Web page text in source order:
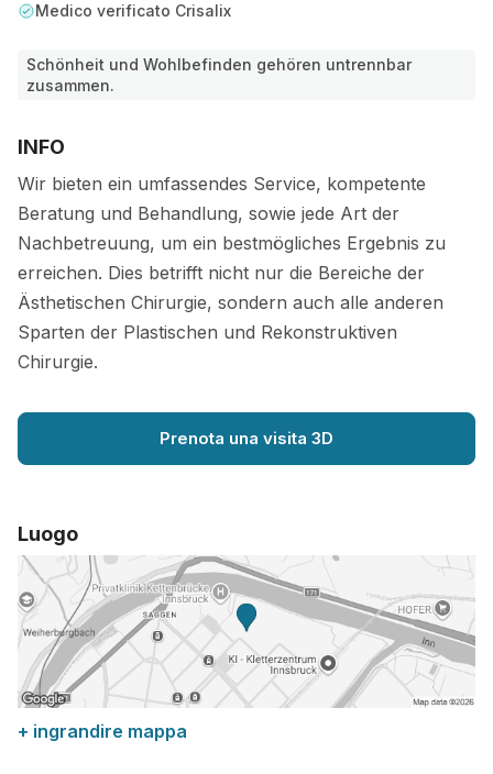
Medico verificato Crisalix
Schönheit und Wohlbefinden gehören untrennbar
zusammen.
INFO
Wir bieten ein umfassendes Service, kompetente
Beratung und Behandlung, sowie jede Art der
Nachbetreuung, um ein bestmögliches Ergebnis zu
erreichen. Dies betrifft nicht nur die Bereiche der
Ästhetischen Chirurgie, sondern auch alle anderen
Sparten der Plastischen und Rekonstruktiven
Chirurgie.
Prenota una visita 3D
Luogo
+ ingrandire mappa